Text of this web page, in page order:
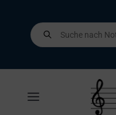
content
Products
search
Toggle